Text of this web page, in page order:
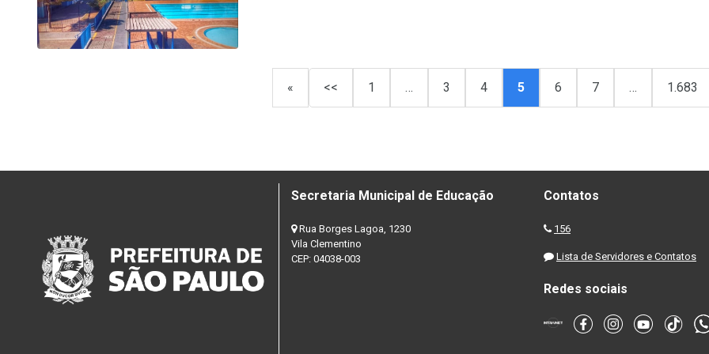
« << 1 … 3 4 5 6 7 … 1.683
Secretaria Municipal de Educação
Rua Borges Lagoa, 1230
Vila Clementino
CEP: 04038-003
Contatos
156
Lista de Servidores e Contatos
Redes sociais